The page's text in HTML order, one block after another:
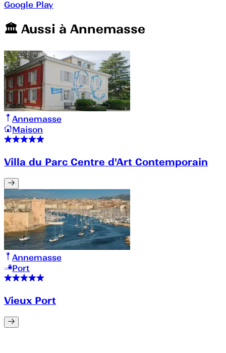
Google Play
🏛️️ Aussi à Annemasse
Annemasse
Maison
Villa du Parc Centre d'Art Contemporain
Annemasse
Port
Vieux Port